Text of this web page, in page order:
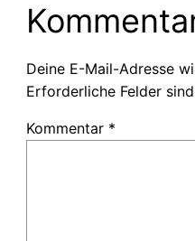
Deine E-Mail-Adresse
Erforderliche Felder
Kommentar *